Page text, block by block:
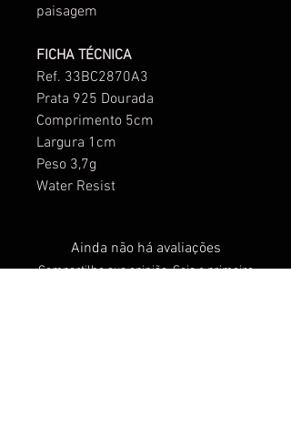
paisagem
FICHA TÉCNICA
Ref. 33BC2870A3
Prata 925 Dourada
Comprimento 5cm
Largura 1cm
Peso 3,7g
Water Resist
Ainda não há avaliações
Compartilhe sua opinião. Seja o primeiro